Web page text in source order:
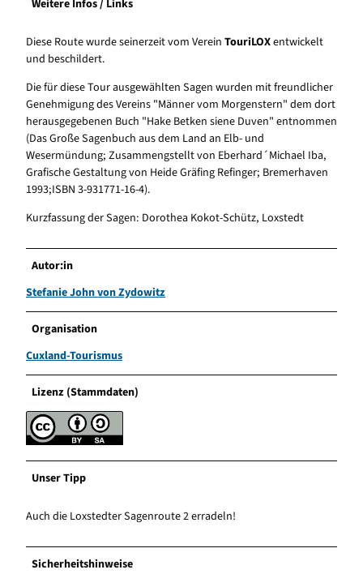
Weitere Infos / Links
Diese Route wurde seinerzeit vom Verein TouriLOXentwickelt
und beschildert.
Die für diese Tour ausgewählten Sagen wurden mit freundlicher
Genehmigung des Vereins "Männer vom Morgenstern" dem dort
herausgegebenen Buch "Hake Betken siene Duven" entnommen
(Das Große Sagenbuch aus dem Land an Elb- und
Wesermündung; Zusammengstellt von Eberhard´Michael Iba,
Grafische Gestaltung von Heide Gräfing Refinger; Bremerhaven
1993;ISBN 3-931771-16-4).
Kurzfassung der Sagen: Dorothea Kokot-Schütz, Loxstedt
Autor:in
Stefanie John von Zydowitz
Organisation
Cuxland-Tourismus
Lizenz (Stammdaten)
Unser Tipp
Auch die Loxstedter Sagenroute 2 erradeln!
Sicherheitshinweise